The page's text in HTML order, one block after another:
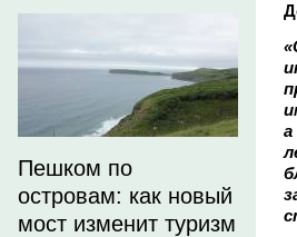
Пешком по
островам: как новый
мост изменит туризм
а